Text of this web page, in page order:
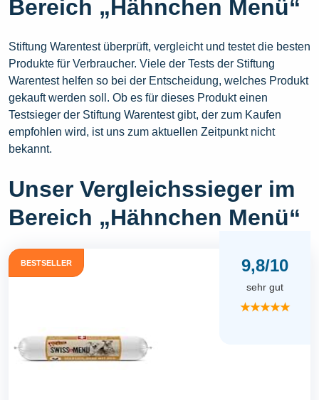
Bereich „Hähnchen Menü“
Stiftung Warentest überprüft, vergleicht und testet die besten
Produkte für Verbraucher. Viele der Tests der Stiftung
Warentest helfen so bei der Entscheidung, welches Produkt
gekauft werden soll. Ob es für dieses Produkt einen
Testsieger der Stiftung Warentest gibt, der zum Kaufen
empfohlen wird, ist uns zum aktuellen Zeitpunkt nicht
bekannt.
Unser Vergleichssieger im
Bereich „Hähnchen Menü“
BESTSELLER 9,8/10
sehr gut
★★★★★